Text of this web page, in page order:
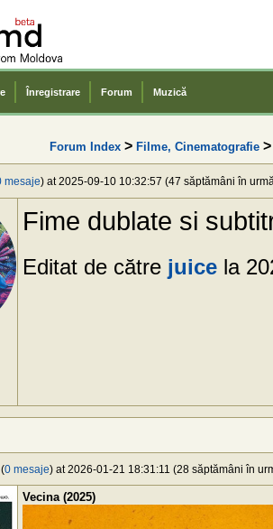
Înregistrare Forum Muzică
Forum Index> Filme, Cinematografie
mesaje) at 2025-09-10 10:32:57 (47 săptămâni în
Fime dublate si
Editat de către juice la
0 mesaje) at 2026-01-21 18:31:11 (28 săptămâni în
Vecina (2025)